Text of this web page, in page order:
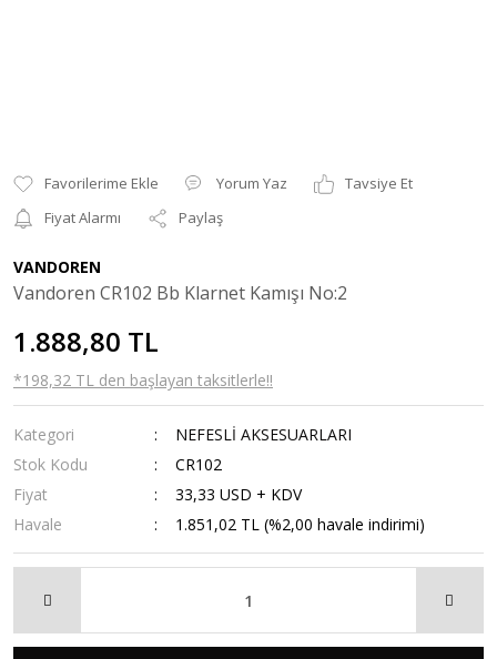
Yorum Yaz
Tavsiye Et
Fiyat Alarmı
Paylaş
VANDOREN
Vandoren CR102 Bb Klarnet Kamışı No:2
1.888,80 TL
*198,32 TL den başlayan taksitlerle!!
Kategori
NEFESLİ AKSESUARLARI
Stok Kodu
CR102
Fiyat
33,33 USD + KDV
Havale
1.851,02 TL (%2,00 havale indirimi)